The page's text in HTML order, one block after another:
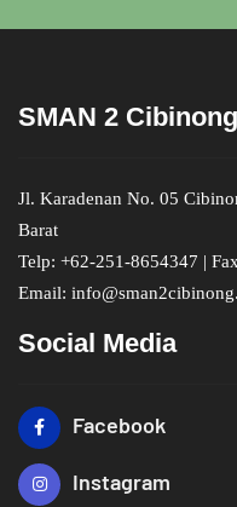
SMAN 2 Cibinong
Jl. Karadenan No. 05
Barat
Telp: +62-251-8654347 |
Email:
Social Media
Facebook
Instagram